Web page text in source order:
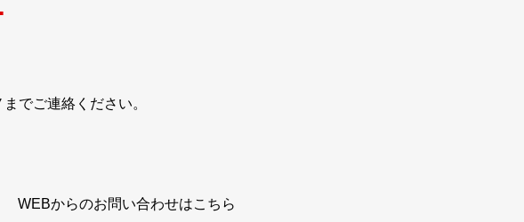
でご連絡ください。
WEBからのお問い合わせはこちら